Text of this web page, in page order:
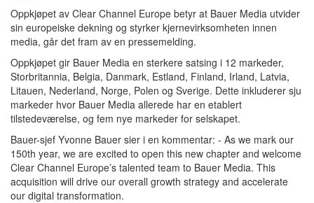
Oppkjøpet av Clear Channel Europe betyr at Bauer Media utvider
sin europeiske dekning og styrker kjernevirksomheten innen
media, går det fram av en pressemelding.
Oppkjøpet gir Bauer Media en sterkere satsing i 12 markeder,
Storbritannia, Belgia, Danmark, Estland, Finland, Irland, Latvia,
Litauen, Nederland, Norge, Polen og Sverige. Dette inkluderer sju
markeder hvor Bauer Media allerede har en etablert
tilstedeværelse, og fem nye markeder for selskapet.
Bauer-sjef Yvonne Bauer sier i en kommentar: - As we mark our
150th year, we are excited to open this new chapter and welcome
Clear Channel Europe’s talented team to Bauer Media. This
acquisition will drive our overall growth strategy and accelerate
our digital transformation.